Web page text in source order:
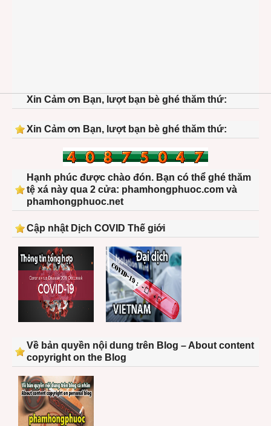
Xin Cảm ơn Bạn, lượt bạn bè ghé thăm thứ:
Xin Cảm ơn Bạn, lượt bạn bè ghé thăm thứ:
Hạnh phúc được chào đón. Bạn có thể ghé thăm
tệ xá này qua 2 cửa: phamhongphuoc.com và
phamhongphuoc.net
Cập nhật Dịch COVID Thế giới
Về bản quyền nội dung trên Blog – About content
copyright on the Blog